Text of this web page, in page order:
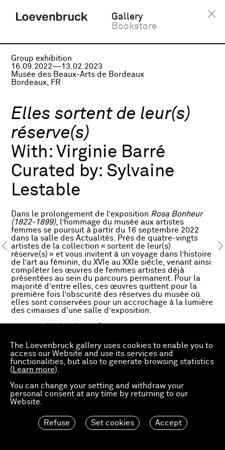
The Loevenbruck gallery uses cookies to enable you to
access our Website and use its services and
functionalities, but also to generate browsing statistics
( Learn more).
You can change your setting and withdraw your
personal consent at any time by returning to our
Website.
Refuse Set cookies Accept
Gallery
Bookstore
Group exhibition
16.09.2022—13.02.2023
Musée des Beaux-Arts de Bordeaux
Bordeaux, FR
Elles sortent de leur(s)
réserve(s)
With: Virginie Barré
Curated by: Sylvaine
Lestable
Dans le prolongement de l’exposition Rosa Bonheur
(1822-1899), l’hommage du musée aux artistes
femmes se poursuit à partir du 16 septembre 2022
dans la salle des Actualités. Près de quatre-vingts
artistes de la collection « sortent de leur(s)
réserve(s) » et vous invitent à un voyage dans l’histoire
de l’art au féminin, du XVIe au XXIe siècle, venant ainsi
compléter les œuvres de femmes artistes déjà
présentées au sein du parcours permanent. Pour la
majorité d’entre elles, ces œuvres quittent pour la
première fois l’obscurité des réserves du musée où
elles sont conservées pour un accrochage à la lumière
des cimaises d'une salle d’exposition.